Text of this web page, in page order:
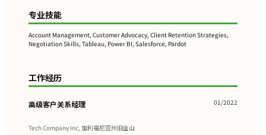
专业技能
Account Management, Customer Advocacy, Client Retention Strategies,
Negotiation Skills, Tableau, Power BI, Salesforce, Pardot
工作经历
高级客户关系经理 01/2022
Tech Company Inc, 加利福尼亚州旧金山